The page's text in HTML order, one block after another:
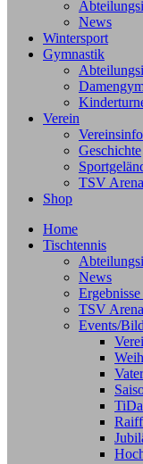
News
Wintersport
Gymnastik
Verein
Geschichte
TSV Arena
Shop
Home
Tischtennis
News
TSV Arena
Events/